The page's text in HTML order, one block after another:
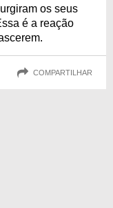
os seus
é a reação
COMPARTILHAR